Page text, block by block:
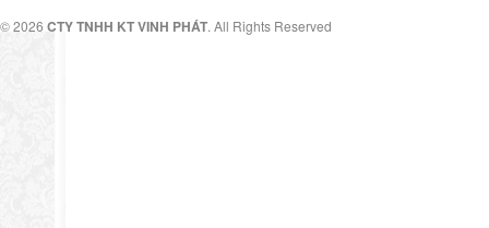
© 2026 CTY TNHH KT VINH PHÁT. All Rights Reserved